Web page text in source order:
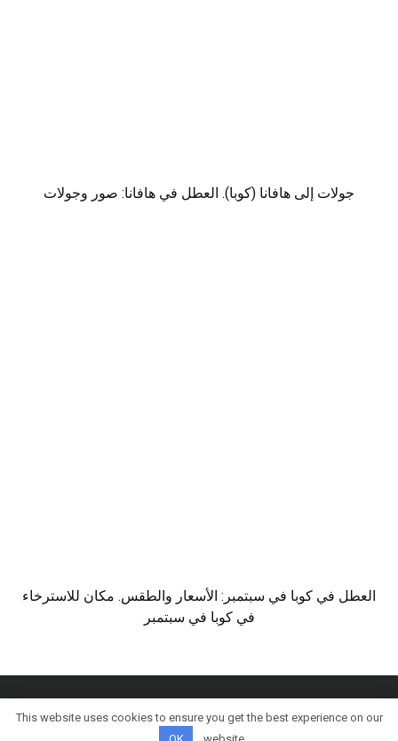
جولات إلى هافانا (كوبا). العطل في هافانا: صور وجولات
العطل في كوبا في سبتمبر: الأسعار والطقس. مكان للاسترخاء
في كوبا في سبتمبر
© كل الحقوق محفوظة
This website uses cookies to ensure you get the best experience on our